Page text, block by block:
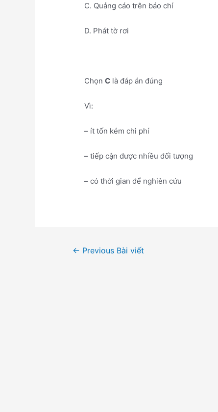
C. Quảng cáo trên báo chí
D. Phát tờ rơi
ChọnC là đáp án đúng
Vì:
– ít tốn kém chi phí
– tiếp cận được nhiều đối tượng
– có thời gian để nghiên cứu
Điều← Previous Bài viết